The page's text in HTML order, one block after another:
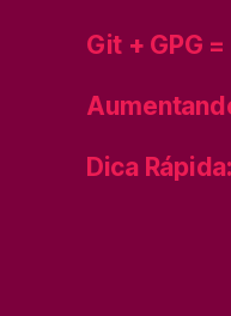
Git + GPG
Dica